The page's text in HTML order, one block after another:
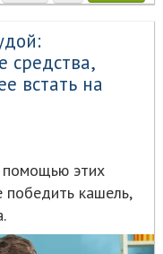
встать на
помощью этих
победить кашель,